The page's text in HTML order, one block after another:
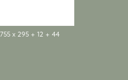
755 x 295 + 12 + 44